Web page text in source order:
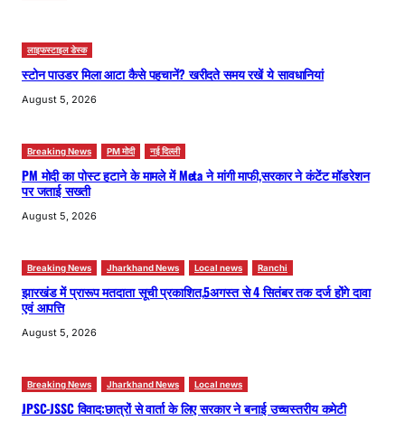
लाइफस्टाइल डेस्क
स्टोन पाउडर मिला आटा कैसे पहचानें? खरीदते समय रखें ये सावधानियां
August 5, 2026
Breaking News PM मोदी नई दिल्ली
PM मोदी का पोस्ट हटाने के मामले में Meta ने मांगी माफी,सरकार ने कंटेंट मॉडरेशन
पर जताई सख्ती
August 5, 2026
Breaking News Jharkhand News Local news Ranchi
झारखंड में प्रारूप मतदाता सूची प्रकाशित,5अगस्त से 4 सितंबर तक दर्ज होंगे दावा
एवं आपत्ति
August 5, 2026
Breaking News Jharkhand News Local news
JPSC-JSSC विवाद:छात्रों से वार्ता के लिए सरकार ने बनाई उच्चस्तरीय कमेटी